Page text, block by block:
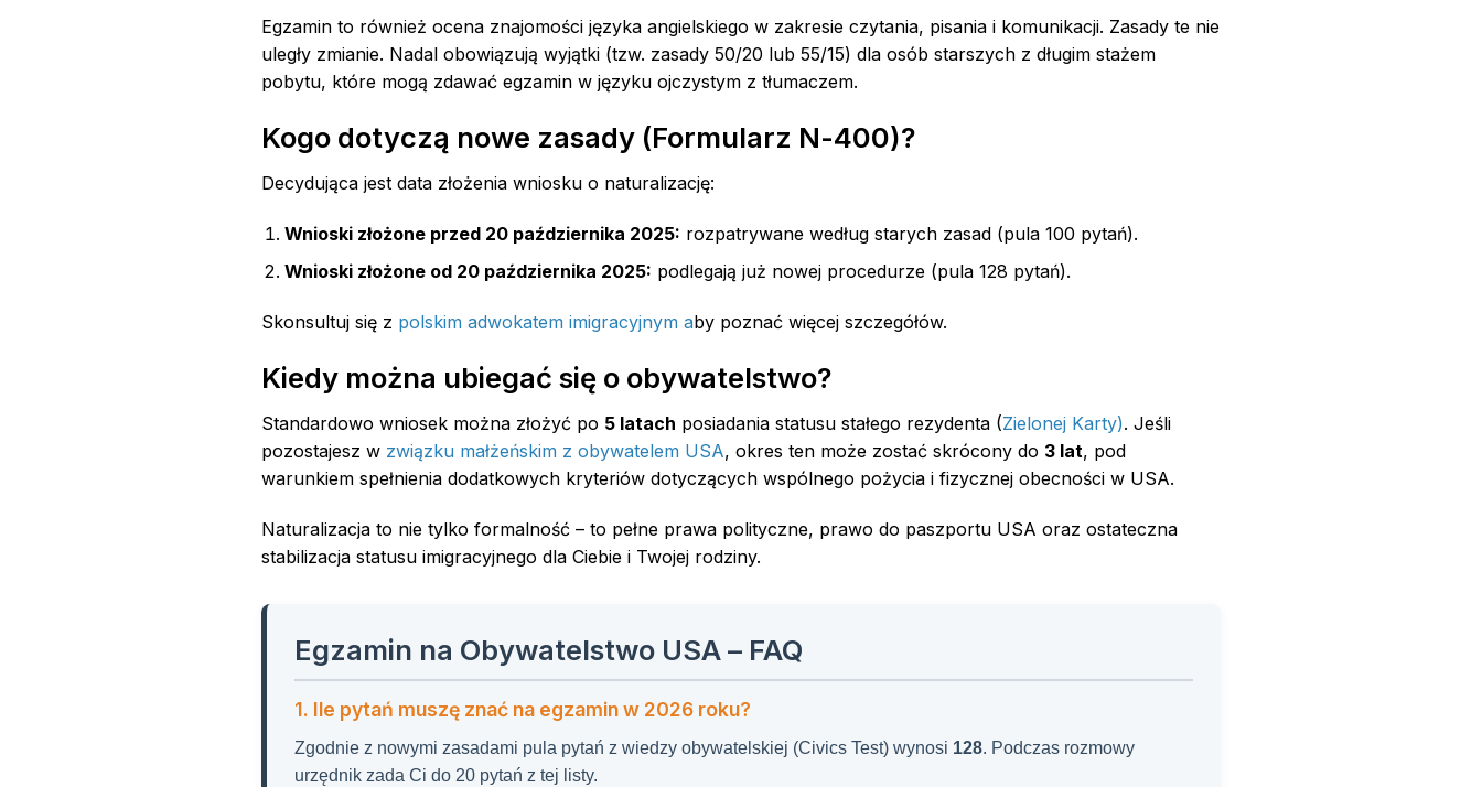
Egzamin to również ocena znajomości języka angielskiego w zakresie czytania, pisania i komunikacji. Zasady te nie
uległy zmianie. Nadal obowiązują wyjątki (tzw. zasady 50/20 lub 55/15) dla osób starszych z długim stażem
pobytu, które mogą zdawać egzamin w języku ojczystym z tłumaczem.
Kogo dotyczą nowe zasady (Formularz N-400)?
Decydująca jest data złożenia wniosku o naturalizację:
Wnioski złożone przed 20 października 2025: rozpatrywane według starych zasad (pula 100 pytań).
Wnioski złożone od 20 października 2025: podlegają już nowej procedurze (pula 128 pytań).
Skonsultuj się z polskim adwokatem imigracyjnym aby poznać więcej szczegółów.
Kiedy można ubiegać się o obywatelstwo?
Standardowo wniosek można złożyć po 5 latach posiadania statusu stałego rezydenta (Zielonej Karty). Jeśli
pozostajesz w związku małżeńskim z obywatelem USA, okres ten może zostać skrócony do 3 lat, pod
warunkiem spełnienia dodatkowych kryteriów dotyczących wspólnego pożycia i fizycznej obecności w USA.
Naturalizacja to nie tylko formalność – to pełne prawa polityczne, prawo do paszportu USA oraz ostateczna
stabilizacja statusu imigracyjnego dla Ciebie i Twojej rodziny.
Egzamin na Obywatelstwo USA – FAQ
1. Ile pytań muszę znać na egzamin w 2026 roku?
Zgodnie z nowymi zasadami pula pytań z wiedzy obywatelskiej (Civics Test) wynosi 128. Podczas rozmowy
urzędnik zada Ci do 20 pytań z tej listy.